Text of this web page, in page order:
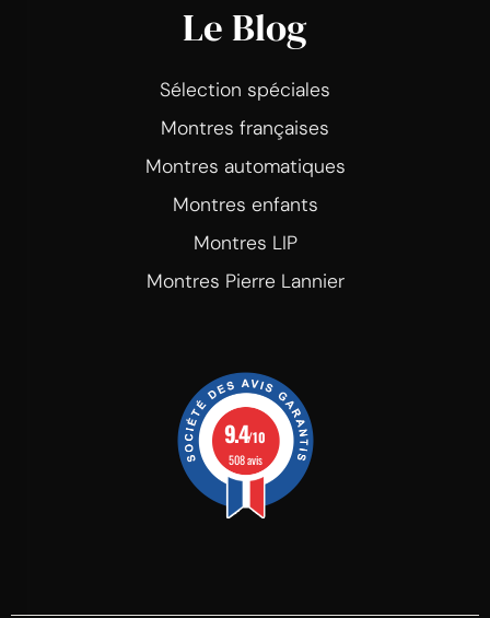
Le Blog
Sélection spéciales
Montres françaises
Montres automatiques
Montres enfants
Montres LIP
Montres Pierre Lannier
9.4/10
508 avis